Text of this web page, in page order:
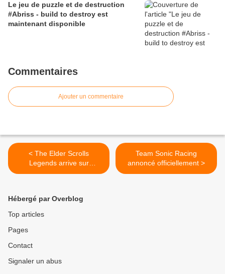
Le jeu de puzzle et de destruction
#Abriss - build to destroy est
maintenant disponible
Commentaires
Ajouter un commentaire
< The Elder Scrolls
Legends arrive sur
consoles
Team Sonic Racing
annoncé officiellement >
Hébergé par Overblog
Top articles
Pages
Contact
Signaler un abus